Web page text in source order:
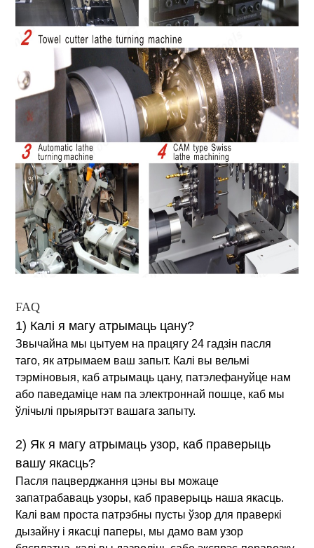
FAQ
1) Калі я магу атрымаць цану?
Звычайна мы цытуем на працягу 24 гадзін пасля
таго, як атрымаем ваш запыт. Калі вы вельмі
тэрміновыя, каб атрымаць цану, патэлефануйце нам
або паведаміце нам па электроннай пошце, каб мы
ўлічылі прыярытэт вашага запыту.
2) Як я магу атрымаць узор, каб праверыць
вашу якасць?
Пасля пацверджання цэны вы можаце
запатрабаваць узоры, каб праверыць наша якасць.
Калі вам проста патрэбны пусты ўзор для праверкі
дызайну і якасці паперы, мы дамо вам узор